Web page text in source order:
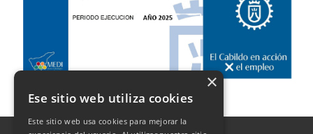
×
Ese sitio web utiliza cookies
Este sitio web usa cookies para mejorar la